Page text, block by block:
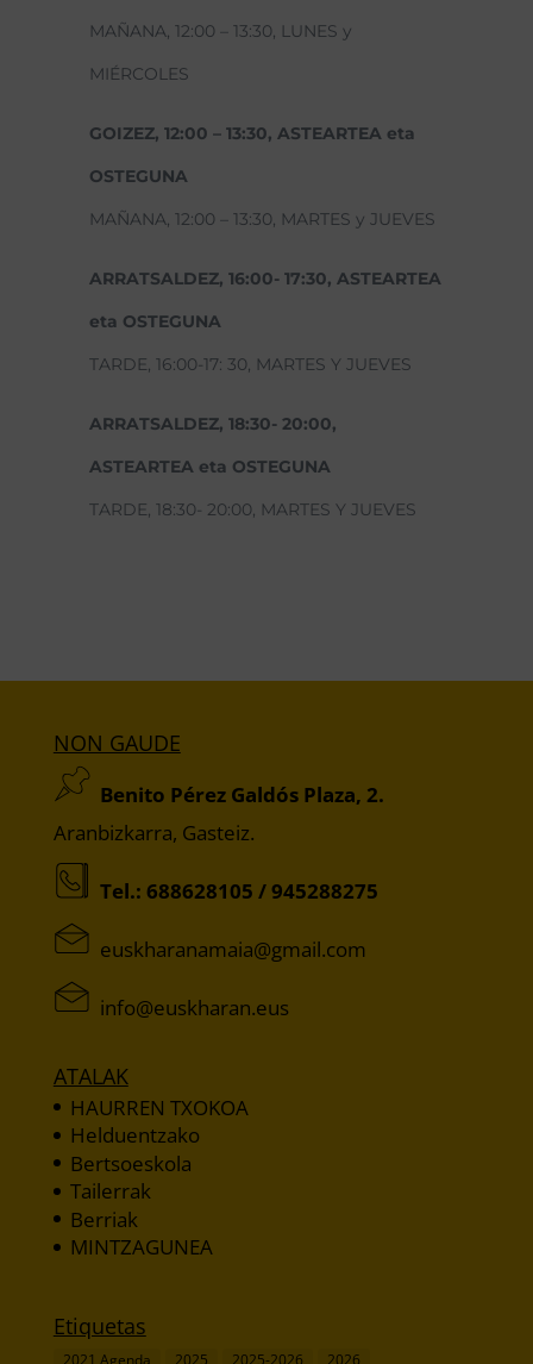
MAÑANA, 12:00 – 13:30, LUNES y
MIÉRCOLES
GOIZEZ, 12:00 – 13:30, ASTEARTEA eta
OSTEGUNA
MAÑANA, 12:00 – 13:30, MARTES y JUEVES
ARRATSALDEZ, 16:00- 17:30, ASTEARTEA
eta OSTEGUNA
TARDE, 16:00-17: 30, MARTES Y JUEVES
ARRATSALDEZ, 18:30- 20:00,
ASTEARTEA eta OSTEGUNA
TARDE, 18:30- 20:00, MARTES Y JUEVES
NON GAUDE
Benito Pérez Galdós Plaza, 2.
Aranbizkarra, Gasteiz.
Tel.: 688628105 /945288275
moc.liamg@aiamanarahksue
sue.narahksue@ofni
ATALAK
HAURREN TXOKOA
Helduentzako
Bertsoeskola
Tailerrak
Berriak
MINTZAGUNEA
Etiquetas
2021 Agenda 2025 2025-2026 2026